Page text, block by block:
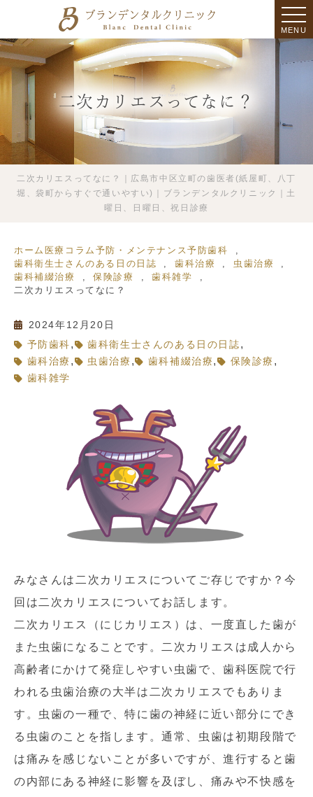
MENU
二次カリエスってなに？
二次カリエスってなに？｜広島市中区立町の歯医者(紙屋町、八丁
堀、袋町からすぐで通いやすい)｜ブランデンタルクリニック｜土
曜日、日曜日、祝日診療
ホーム 医療コラム 予防・メンテナンス予防歯科
歯科衛生士さんのある日の日誌
歯科治療
虫歯治療
歯科補綴治療
保険診療
歯科雑学
二次カリエスってなに？
2024年12月20日
予防歯科 , 歯科衛生士さんのある日の日誌 ,
歯科治療 , 虫歯治療 , 歯科補綴治療 , 保険診療 ,
歯科雑学
みなさんは二次カリエスについてご存じですか？今
回は二次カリエスについてお話します。
二次カリエス（にじカリエス）は、一度直した歯が
また虫歯になることです。二次カリエスは成人から
高齢者にかけて発症しやすい虫歯で、歯科医院で行
われる虫歯治療の大半は二次カリエスでもありま
す。虫歯の一種で、特に歯の神経に近い部分にでき
る虫歯のことを指します。通常、虫歯は初期段階で
は痛みを感じないことが多いですが、進行すると歯
の内部にある神経に影響を及ぼし、痛みや不快感を